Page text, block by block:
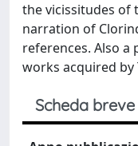
the vicissitudes of
narration of
references. Also
works acquired
Scheda breve